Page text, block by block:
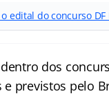
edital do concurso DF
dos
e previstos pelo